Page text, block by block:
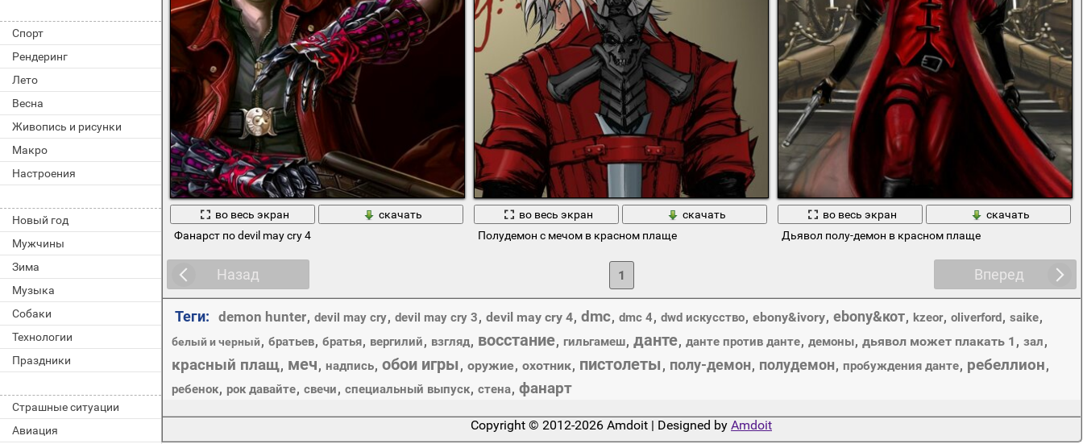
Спорт
Рендеринг
Лето
Весна
Живопись и рисунки
Макро
Настроения
Новый год
Мужчины
Зима
Музыка
Собаки
Технологии
Праздники
Страшные ситуации
Авиация
во весь экран
скачать
Фанарст по devil may cry 4
во весь экран
скачать
Полудемон с мечом в красном плаще
во весь экран
скачать
Дьявол полу-демон в красном плаще
Назад Вперед
1
Теги: demon hunter, devil may cry, devil may cry 3, devil may cry 4, dmc, dmc 4, dwd искусство, ebony&ivory, ebony&кот, kzeor, oliverford , saike,
белый и черный, братьев, братья, вергилий, взгляд, восстание, гильгамеш, данте, данте против данте, демоны, дьявол может плакать 1 , зал,
красный плащ, меч, надпись, обои игры , оружие, охотник, пистолеты , полу-демон, полудемон, пробуждения данте, ребеллион,
ребенок, рок давайте, свечи, специальный выпуск, стена, фанарт
Copyright © 2012-2026 Amdoit | Designed by Amdoit